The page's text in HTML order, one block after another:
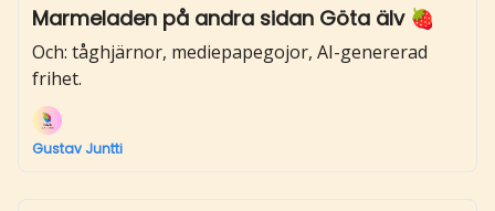
Marmeladen på andra sidan Göta älv 🍓
Och: tåghjärnor, mediepapegojor, AI-genererad
frihet.
Gustav Juntti